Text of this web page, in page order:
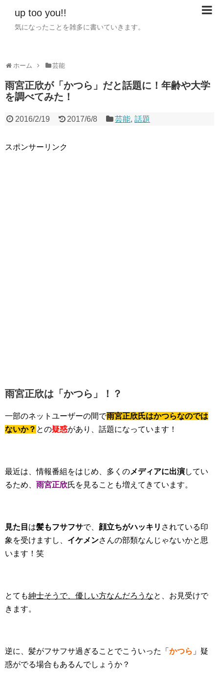
up too you!!
気になったことを雑多に書いていきます。
ホーム 芸能
雨宮正欣が「かつら」だと話題に！年齢や大学
を調べてみた！
2016/2/19 2017/6/8 芸能,話題
スポンサーリンク
雨宮正欣は「かつら」！？
一部のネットユーザーの間で雨宮正欣氏はかつらなのでは
ないか？ との疑惑があり、話題になっています！
最近は、情報番組をはじめ、多くのメディアに出演してい
るため、 雨宮正欣氏を見ることも増えてきています。
見た目 は髪もフサフサで、 顔立ちがハッキリ されている印
象を受けますし、 イケメンさんの部類なんじゃないかと思
います！笑
とても紳士そうで、優しい方なんだろうなと、お見受けで
きます。
逆に、髪がフサフサ過ぎることでこういった「 かつら 」疑
惑がでる場合もあるんでしょうか？